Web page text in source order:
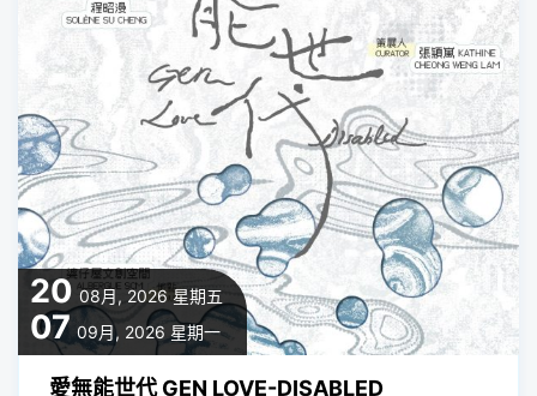
20 08月, 2026 星期五
07 09月, 2026 星期一
愛無能世代 GEN LOVE-DISABLED